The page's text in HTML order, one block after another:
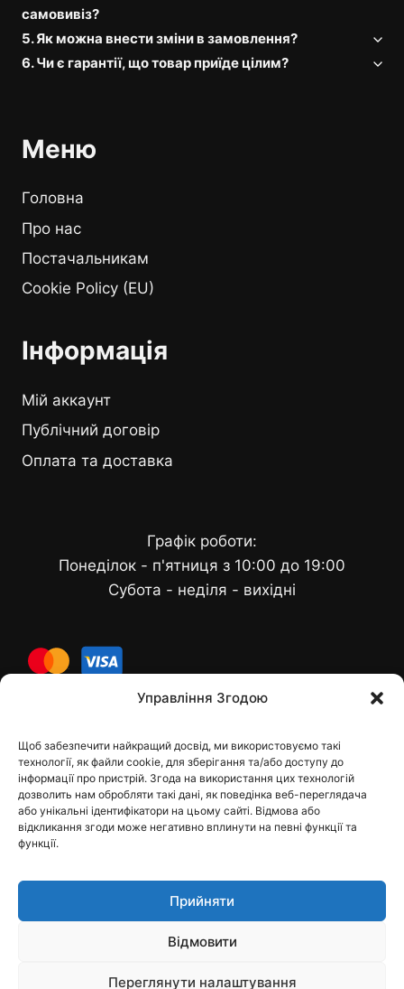
Управління Згодою
Щоб забезпечити найкращий досвід, ми використовуємо такі
технології, як файли cookie, для зберігання та/або доступу до
інформації про пристрій. Згода на використання цих технологій
дозволить нам обробляти такі дані, як поведінка веб-переглядача
або унікальні ідентифікатори на цьому сайті. Відмова або
відкликання згоди може негативно вплинути на певні функції та
функції.
Прийняти
Відмовити
Переглянути налаштування
самовивіз?
5. Як можна внести зміни в замовлення?
6. Чи є гарантії, що товар приїде цілим?
Меню
Головна
Про нас
Постачальникам
Cookie Policy (EU)
Інформація
Мій аккаунт
Публічний договір
Оплата та доставка
Графік роботи:
Понеділок - п'ятниця з 10:00 до 19:00
Субота - неділя - вихідні
Контакти
dfbelements@gmail.com
Instagram